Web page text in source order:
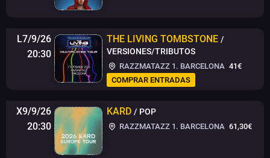
L7/9/26
20:30
THE LIVING TOMBSTONE /
VERSIONES/TRIBUTOS
RAZZMATAZZ 1. BARCELONA 41€
COMPRAR ENTRADAS
X9/9/26
20:30
KARD / POP
RAZZMATAZZ 1. BARCELONA 61,30€